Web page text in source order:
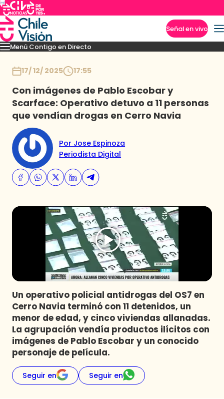
Señal en vivo
Menú Contigo en Directo
Momentos Novedades
17/ 12/ 2025 17:55
Con imágenes de Pablo Escobar y
Scarface: Operativo detuvo a 11 personas
que vendían drogas en Cerro Navia
Por Jose Espinoza
Periodista Digital
Un operativo policial antidrogas del OS7 en
Cerro Navia terminó con 11 detenidos, un
menor de edad, y cinco viviendas allanadas.
La agrupación vendía productos ilícitos con
imágenes de Pablo Escobar y un conocido
personaje de película.
Seguir en Seguir en
Imperdibles
Programas
Club De La Comedia
Contigo en Directo
Plan Perfecto
El Tiempo
Sabingo
Todos Los Programas